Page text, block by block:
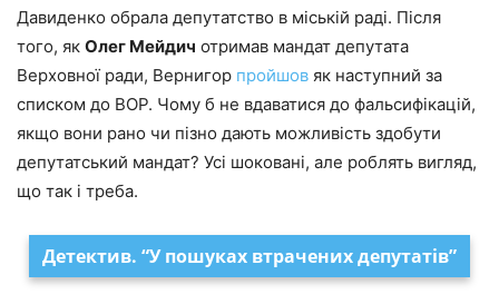
Давиденко обрала депутатство в міській раді. Після
того, як Олег Мейдич отримав мандат депутата
Верховної ради, Вернигор пройшов як наступний за
списком до ВОР. Чому б не вдаватися до фальсифікацій,
якщо вони рано чи пізно дають можливість здобути
депутатський мандат? Усі шоковані, але роблять вигляд,
що так і треба.
Детектив. “У пошуках втрачених депутатів”